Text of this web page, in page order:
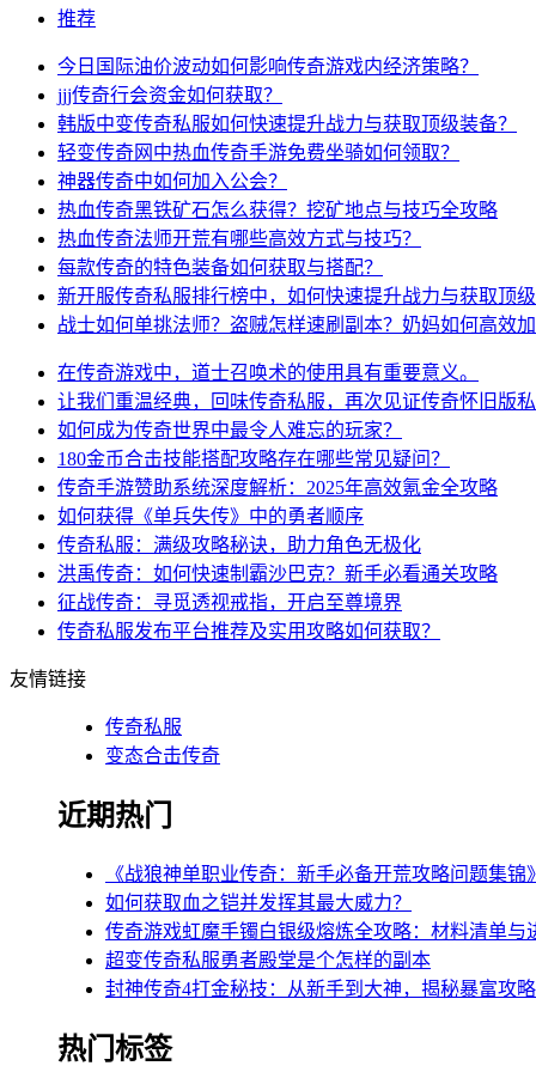
推荐
今日国际油价波动如何影响传奇游戏内经济策略？
jjj传奇行会资金如何获取？
韩版中变传奇私服如何快速提升战力与获取顶级装备？
轻变传奇网中热血传奇手游免费坐骑如何领取？
神器传奇中如何加入公会？
热血传奇黑铁矿石怎么获得？挖矿地点与技巧全攻略
热血传奇法师开荒有哪些高效方式与技巧？
每款传奇的特色装备如何获取与搭配？
新开服传奇私服排行榜中，如何快速提升战力与获取顶级
战士如何单挑法师？盗贼怎样速刷副本？奶妈如何高效加
在传奇游戏中，道士召唤术的使用具有重要意义。
让我们重温经典，回味传奇私服，再次见证传奇怀旧版
如何成为传奇世界中最令人难忘的玩家？
180金币合击技能搭配攻略存在哪些常见疑问？
传奇手游赞助系统深度解析：2025年高效氪金全攻略
如何获得《单兵失传》中的勇者顺序
传奇私服：满级攻略秘诀，助力角色无极化
洪禹传奇：如何快速制霸沙巴克？新手必看通关攻略
征战传奇：寻觅透视戒指，开启至尊境界
传奇私服发布平台推荐及实用攻略如何获取？
友情链接
传奇私服
变态合击传奇
近期热门
《战狼神单职业传奇：新手必备开荒攻略问题集锦》
如何获取血之铠并发挥其最大威力？
传奇游戏虹魔手镯白银级熔炼全攻略：材料清单与
超变传奇私服勇者殿堂是个怎样的副本
封神传奇4打金秘技：从新手到大神，揭秘暴富攻
热门标签